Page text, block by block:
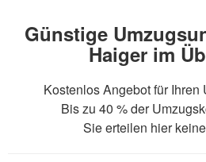
Günstige
Haiger im
Kostenlos Angebot für Ihren
Bis zu 40 % der
Sie erteilen hier